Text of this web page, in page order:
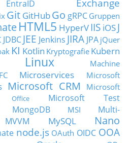
EntraID
Exchange
Git GitHubGo gRPC Gruppen
HTML5 HyperVIIS iOSJ
JDBC JEE Jenkins JIRA JPA jQuer
KI Kotlin Kryptografie Kubern
Linux
Machine
Microservices
Microsoft
Microsoft CRM
Microsoft
Office
Microsoft Test
MongoDB MSI
Multi-
MVVM MySQL
Nano
node.js OAuth OIDC OOA